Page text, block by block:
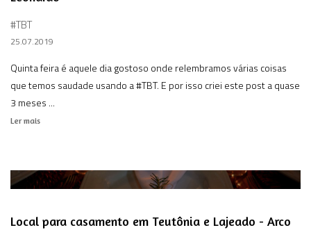
#TBT
25.07.2019
Quinta feira é aquele dia gostoso onde relembramos várias coisas
que temos saudade usando a #TBT. E por isso criei este post a quase
3 meses ...
Ler mais
Local para casamento em Teutônia e Lajeado - Arco